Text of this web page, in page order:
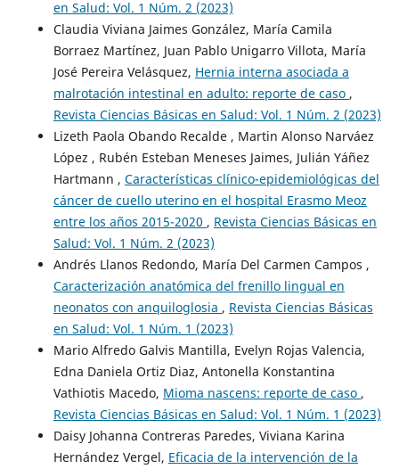
en Salud: Vol. 1 Núm. 2 (2023)
Claudia Viviana Jaimes González, María Camila
Borraez Martínez, Juan Pablo Unigarro Villota, María
José Pereira Velásquez, Hernia interna asociada a
malrotación intestinal en adulto: reporte de caso ,
Revista Ciencias Básicas en Salud: Vol. 1 Núm. 2 (2023)
Lizeth Paola Obando Recalde , Martin Alonso Narváez
López , Rubén Esteban Meneses Jaimes, Julián Yáñez
Hartmann , Características clínico-epidemiológicas del
cáncer de cuello uterino en el hospital Erasmo Meoz
entre los años 2015-2020 , Revista Ciencias Básicas en
Salud: Vol. 1 Núm. 2 (2023)
Andrés Llanos Redondo, María Del Carmen Campos ,
Caracterización anatómica del frenillo lingual en
neonatos con anquiloglosia , Revista Ciencias Básicas
en Salud: Vol. 1 Núm. 1 (2023)
Mario Alfredo Galvis Mantilla, Evelyn Rojas Valencia,
Edna Daniela Ortiz Diaz, Antonella Konstantina
Vathiotis Macedo, Mioma nascens: reporte de caso ,
Revista Ciencias Básicas en Salud: Vol. 1 Núm. 1 (2023)
Daisy Johanna Contreras Paredes, Viviana Karina
Hernández Vergel, Eficacia de la intervención de la